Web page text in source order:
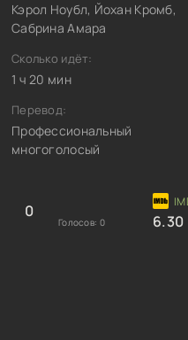
Кэрол Ноубл, Йохан Кромб,
Сабрина Амара
Сколько идёт:
1 ч 20 мин
Перевод:
Профессиональный
многоголосый
0
Голосов: 0 6.30